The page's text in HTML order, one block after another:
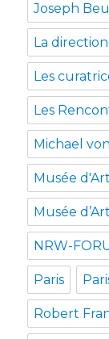
Joseph
La
Les
Les
Michael
Musée
Musée
NRW-
Paris
Robert